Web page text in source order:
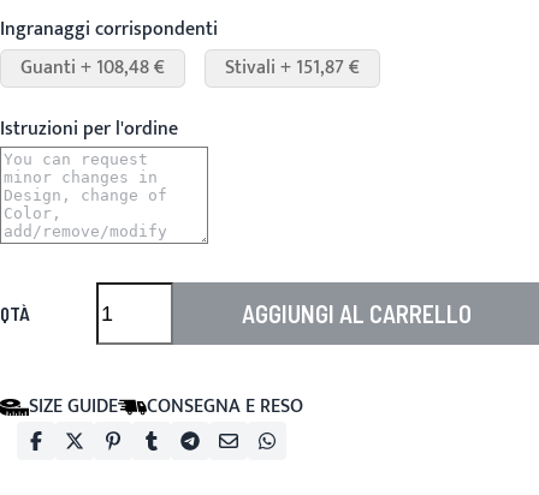
Ingranaggi corrispondenti
Guanti + 108,48 €
Stivali + 151,87 €
Istruzioni per l'ordine
QTÀ AGGIUNGI AL CARRELLO
SIZE GUIDE CONSEGNA E RESO